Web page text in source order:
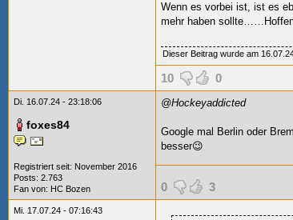
Wenn es vorbei ist, ist es
mehr haben
Dieser Beitrag wurde am
10 0
Di. 16.07.24 - 23:18:06
foxes84
Registriert seit: November 2016
Posts: 2.763
Fan von: HC Bozen
@Hockeyaddicted
Google mal Berlin oder
besser😉
0 3
Mi. 17.07.24 - 07:16:43